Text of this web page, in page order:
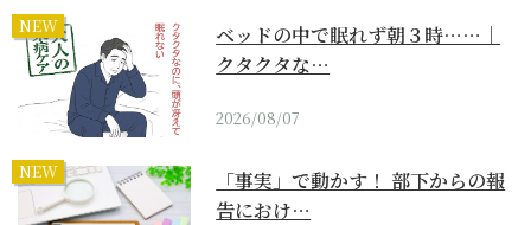
NEW
ベッドの中で眠れず朝３時……｜
クタクタな…
2026/08/07
NEW
「事実」で動かす！ 部下からの報
告におけ…